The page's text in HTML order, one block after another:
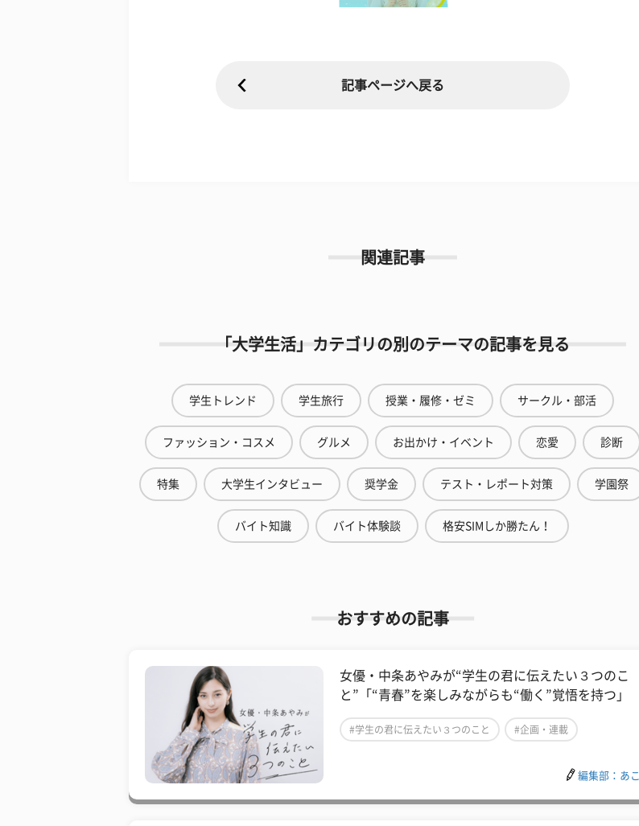
記事ページへ戻る
関連記事
「大学生活」カテゴリの別のテーマの記事を見る
学生トレンド 学生旅行 授業・履修・ゼミ サークル・部活
ファッション・コスメ グルメ お出かけ・イベント 恋愛 診断
特集 大学生インタビュー 奨学金 テスト・レポート対策 学園祭
バイト知識 バイト体験談 格安SIMしか勝たん！
おすすめの記事
女優・中条あやみが“学生の君に伝えたい３つのこ
と”「“青春”を楽しみながらも“働く”覚悟を持つ」
#学生の君に伝えたい３つのこと #企画・連載
編集部：あこ